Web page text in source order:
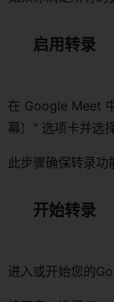
启用转录
在 Google Meet
幕）" 选项卡并选
此步骤确保转录
开始转录
进入或开始您的